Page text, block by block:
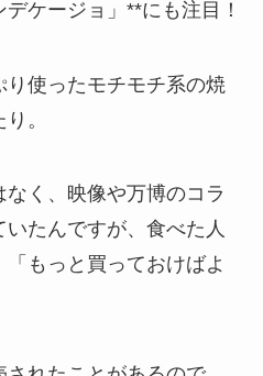
ケージョ」**にも注目！
使ったモチモチ系の焼
。
く、映像や万博のコラ
たんですが、食べた人
もっと買っておけばよ